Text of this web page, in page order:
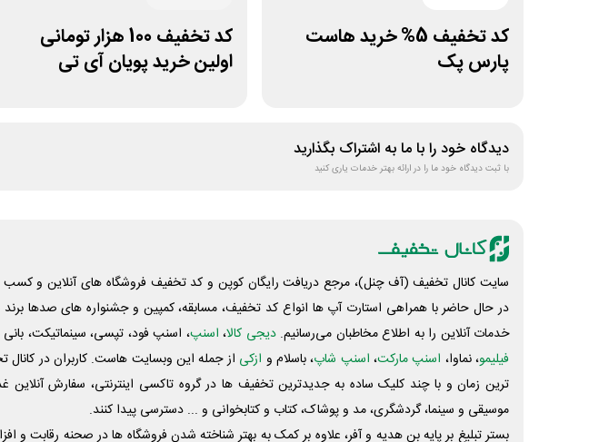
کد تخفیف 5% خرید هاست
پارس پک
کد تخفیف 100 هزار تومانی
اولین خرید پویان آی تی
دیدگاه خود را با ما به اشتراک بگذارید
با ثبت دیدگاه خود ما را در ارائه بهتر خدمات یاری کنید
سایت کانال تخفیف (آف چنل)، مرجع دریافت رایگان کوپن و کد تخفیف فروشگاه های آنلاین و کسب
در حال حاضر با همراهی استارت آپ ها انواع کد تخفیف، مسابقه، کمپین و جشنواره های صدها برند
خدمات آنلاین را به اطلاع مخاطبان می‌رسانیم. دیجی کالا، اسنپ، اسنپ فود، تپسی، سینماتیکت، بانی
فیلیمو، نماوا، اسنپ مارکت، اسنپ شاپ، باسلام و ازکی از جمله این وبسایت ‌هاست. کاربران در کانال
ترین زمان و با چند کلیک ساده به جدیدترین تخفیف ها در گروه تاکسی اینترنتی، سفارش آنلاین
موسیقی و سینما، گردشگری، مد و پوشاک، کتاب و کتابخوانی و ... دسترسی پیدا کنند.
بستر تبلیغ بر پایه بن هدیه و آفر، علاوه بر کمک به بهتر شناخته شدن فروشگاه ها در صحنه رقابت و